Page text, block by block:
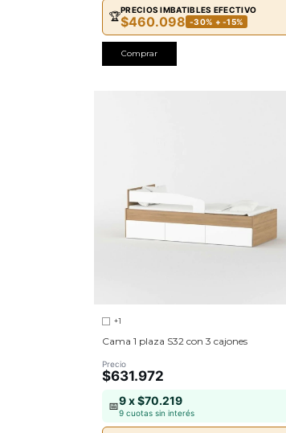
🏆
PRECIOS IMBATIBLES EFECTIVO
$460.098 -30% + -15%
Comprar
+1
Cama 1 plaza S32 con 3 cajones
Precio
$631.972
📅9 x $70.219
9 cuotas sin interés